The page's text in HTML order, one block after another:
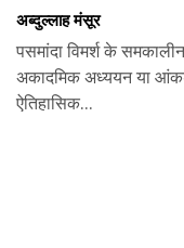
अब्दुल्लाह मंसूर
पसमांदा विमर्श के
अकादमिक अध्ययन या
ऐतिहासिक...